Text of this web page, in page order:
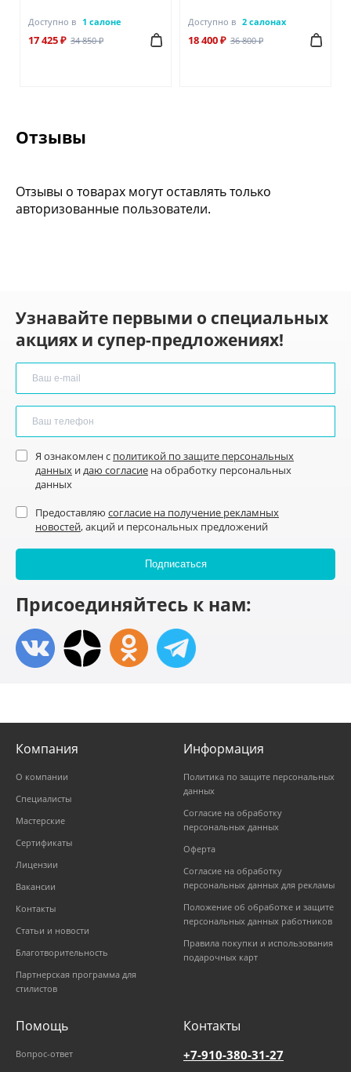
Доступно в 1 салоне
17 425 ₽ 34 850 ₽
Доступно в 2 салонах
18 400 ₽ 36 800 ₽
Отзывы
Отзывы о товарах могут оставлять только
авторизованные пользователи.
Узнавайте первыми о специальных
акциях и супер-предложениях!
Я ознакомлен с политикой по защите персональных
данных идаю согласие на обработку персональных
данных
Предоставляю согласие на получение рекламных
новостей, акций и персональных предложений
Присоединяйтесь к нам:
Компания
О компании
Специалисты
Мастерские
Сертификаты
Лицензии
Вакансии
Контакты
Статьи и новости
Благотворительность
Партнерская программа для
стилистов
Информация
Политика по защите персональных
данных
Согласие на обработку
персональных данных
Оферта
Согласие на обработку
персональных данных для рекламы
Положение об обработке и защите
персональных данных работников
Правила покупки и использования
подарочных карт
Помощь
Вопрос-ответ
Контакты
+7-910-380-31-27